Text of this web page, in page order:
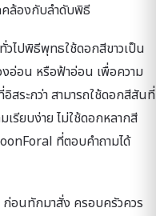
คล้องกับลำดับพิธี
วไปพิธีพุทธใช้ดอกสีขาวเป็น
อน หรือฟ้าอ่อน เพื่อความ
สระกว่า สามารถใช้ดอกสีสันที่
รียบง่าย ไม่ใช้ดอกหลากสี
ที่ตอบคำถามได้
ก่อนทักมาสั่ง ครอบครัวควร